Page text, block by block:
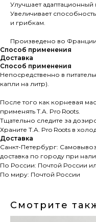
Улучшает
Увеличивает
и грибкам.
Произведено во
Способ применения
Доставка
Способ применения
Непосредственно в
капли на литр).
После того как корневая
применять T.A. Pro Roots.
Тщательно следите за
Храните T.A. Pro Roots в
Доставка
Санкт-Петербург:
доставка по городу при
По России: Почтой России
По миру: Почтой России
Смотрите